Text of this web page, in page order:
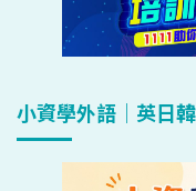
小資學外語｜英日